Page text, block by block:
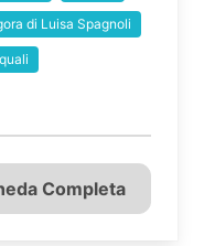
di Luisa Spagnoli
Completa